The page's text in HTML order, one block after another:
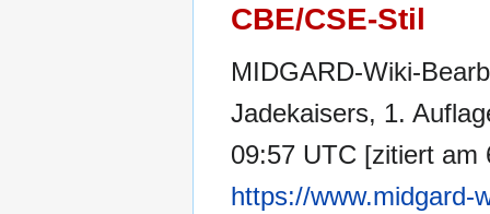
CBE/CSE-Stil
MIDGARD-Wiki-
Jadekaisers, 1.
09:57 UTC [zitiert am
https://www.midgard-